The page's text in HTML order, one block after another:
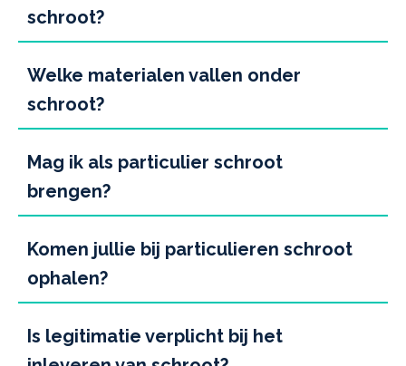
schroot?
Welke materialen vallen onder
schroot?
Mag ik als particulier schroot
brengen?
Komen jullie bij particulieren schroot
ophalen?
Is legitimatie verplicht bij het